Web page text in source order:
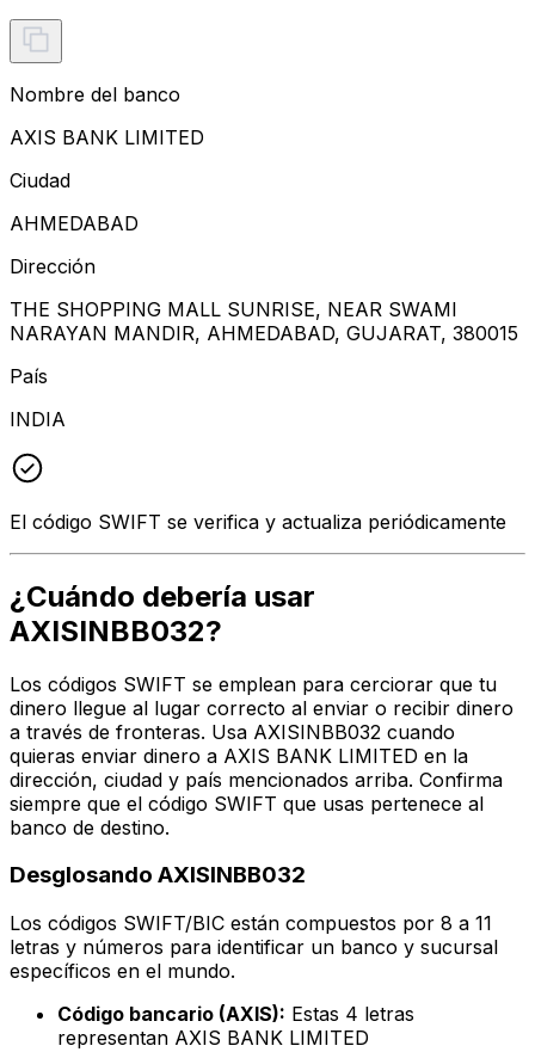
Nombre del banco
AXIS BANK LIMITED
Ciudad
AHMEDABAD
Dirección
THE SHOPPING MALL SUNRISE, NEAR SWAMI
NARAYAN MANDIR, AHMEDABAD, GUJARAT, 380015
País
INDIA
El código SWIFT se verifica y actualiza periódicamente
¿Cuándo debería usar
AXISINBB032?
Los códigos SWIFT se emplean para cerciorar que tu
dinero llegue al lugar correcto al enviar o recibir dinero
a través de fronteras. Usa AXISINBB032 cuando
quieras enviar dinero a AXIS BANK LIMITED en la
dirección, ciudad y país mencionados arriba. Confirma
siempre que el código SWIFT que usas pertenece al
banco de destino.
Desglosando AXISINBB032
Los códigos SWIFT/BIC están compuestos por 8 a 11
letras y números para identificar un banco y sucursal
específicos en el mundo.
Código bancario (AXIS): Estas 4 letras
representan AXIS BANK LIMITED